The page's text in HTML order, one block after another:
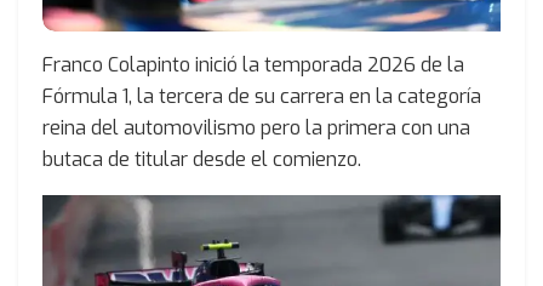
Franco Colapinto inició la temporada 2026 de la
Fórmula 1, la tercera de su carrera en la categoría
reina del automovilismo pero la primera con una
butaca de titular desde el comienzo.